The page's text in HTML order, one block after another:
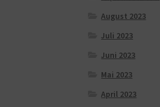
August 2023
Juli 2023
Juni 2023
Mai 2023
April 2023